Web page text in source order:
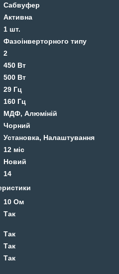
Сабвуфер
Активна
1 шт.
Фазоінверторного типу
2
450 Вт
500 Вт
29 Гц
160 Гц
МДФ, Алюміній
Чорний
Установка, Налаштування
12 міс
Новий
14
10 Ом
Так
Так
Так
Так